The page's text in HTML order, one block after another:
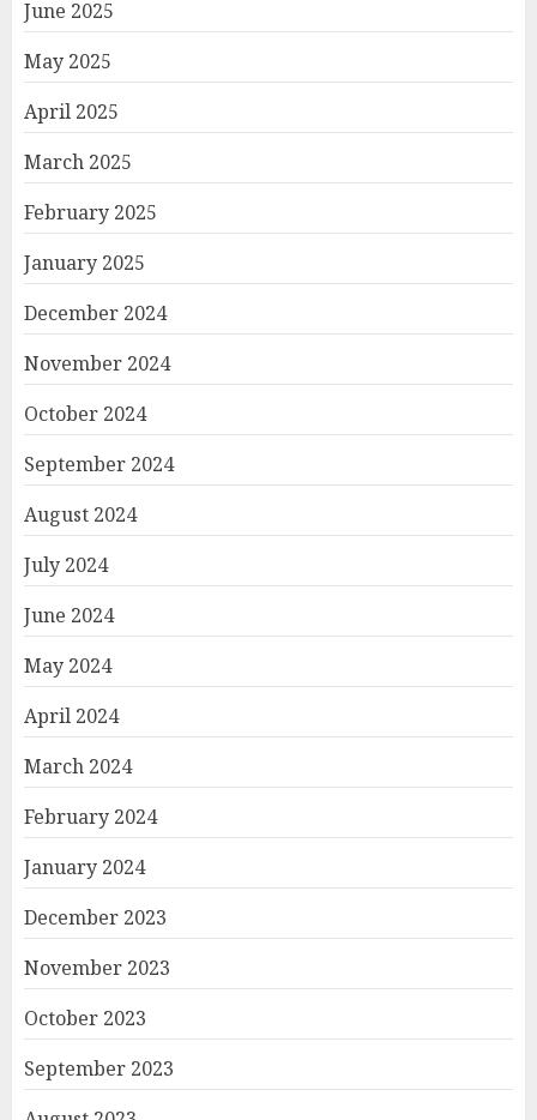
June 2025
May 2025
April 2025
March 2025
February 2025
January 2025
December 2024
November 2024
October 2024
September 2024
August 2024
July 2024
June 2024
May 2024
April 2024
March 2024
February 2024
January 2024
December 2023
November 2023
October 2023
September 2023